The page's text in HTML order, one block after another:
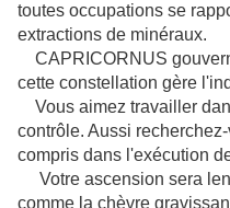
toutes occupations se
extractions de minéraux.
CAPRICORNUS
cette constellation gère
Vous aimez travailler
contrôle. Aussi
compris dans l'exécution
Votre ascension sera
comme la chèvre